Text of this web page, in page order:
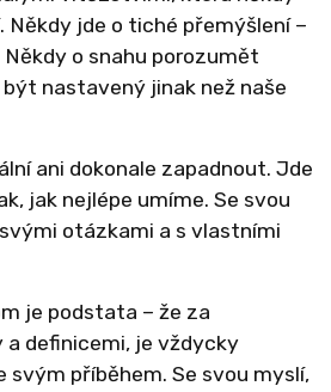
Někdy jde o tiché přemýšlení –
o snahu porozumět
nastavený jinak než naše
ani dokonale zapadnout. Jde
jak nejlépe umíme. Se svou
otázkami a s vlastními
je podstata – že za
a definicemi, je vždycky
svým příběhem. Se svou myslí,